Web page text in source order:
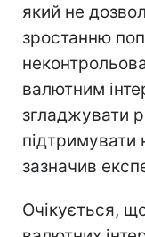
який не
зростанню
валютним
згладжувати
підтримувати
зазначив
Очікується,